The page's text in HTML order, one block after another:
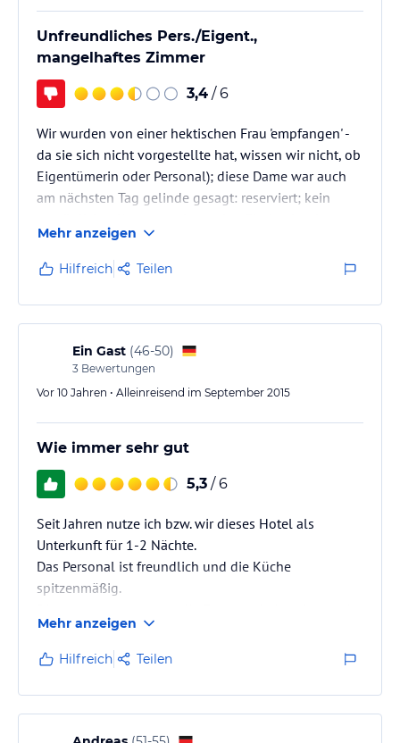
Unfreundliches Pers./Eigent.,
mangelhaftes Zimmer
3,4 / 6
Wir wurden von einer hektischen Frau 'empfangen' -
da sie sich nicht vorgestellte hat, wissen wir nicht, ob
Eigentümerin oder Personal); diese Dame war auch
am nächsten Tag gelinde gesagt: reserviert; kein
waren ihr eher lästig!
Zimmer war zwar top sauber; aber eine in die Jahre
gekommende Dusche (Duschkopf könnte man ja mal
austauschen), kein Föhn, keine Pflegemittel.
Das Frühstück war gut.
Mehr anzeigen
Hilfreich Teilen
Ein Gast (46-50)
3 Bewertungen
Vor 10 Jahren • Alleinreisend im September 2015
Wie immer sehr gut
5,3 / 6
Seit Jahren nutze ich bzw. wir dieses Hotel als
Unterkunft für 1-2 Nächte.
Das Personal ist freundlich und die Küche
spitzenmäßig.
ruhig.
Die Lage ist verkehrstechnisch gut, man erreicht es
schnell von der Autobahn aus.
Mehr anzeigen
Hilfreich Teilen